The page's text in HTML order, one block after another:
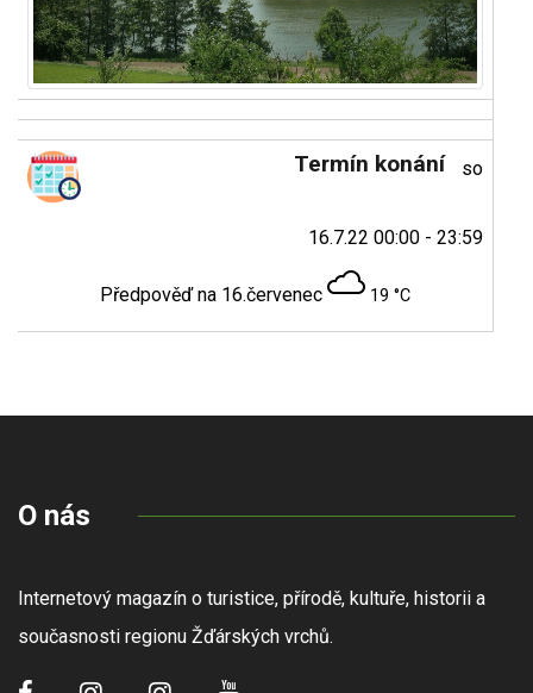
Termín konání so
16.7.22 00:00 - 23:59
Předpověď na 16.červenec 19 °C
O nás
Internetový magazín o turistice, přírodě, kultuře, historii a
současnosti regionu Žďárských vrchů.